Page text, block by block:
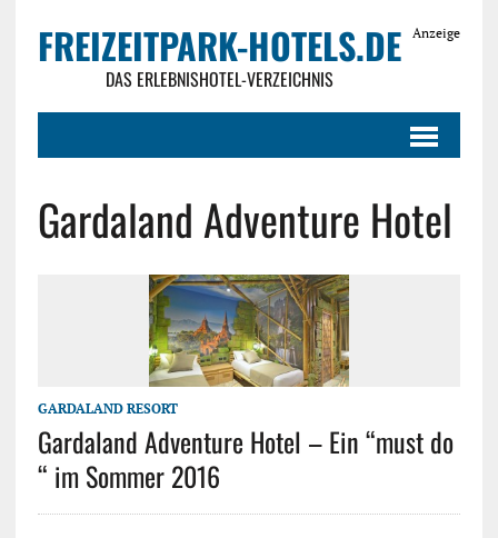
FREIZEITPARK-HOTELS.DE
DAS ERLEBNISHOTEL-VERZEICHNIS
Anzeige
Gardaland Adventure Hotel
GARDALAND RESORT
Gardaland Adventure Hotel – Ein “must do
“ im Sommer 2016